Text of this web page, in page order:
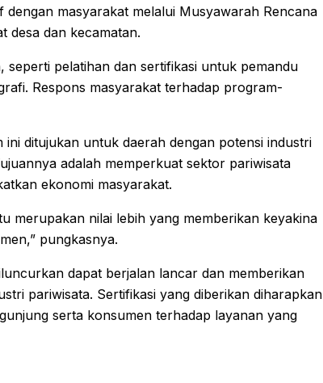
masyarakat melalui Musyawarah Rencana
desa dan kecamatan.
pelatihan dan sertifikasi untuk pemandu
Respons masyarakat terhadap program-
ditujukan untuk daerah dengan potensi industri
adalah memperkuat sektor pariwisata
ekonomi masyarakat.
merupakan nilai lebih yang memberikan keyakina
pungkasnya.
dapat berjalan lancar dan memberikan
pariwisata. Sertifikasi yang diberikan diharapkan
serta konsumen terhadap layanan yang